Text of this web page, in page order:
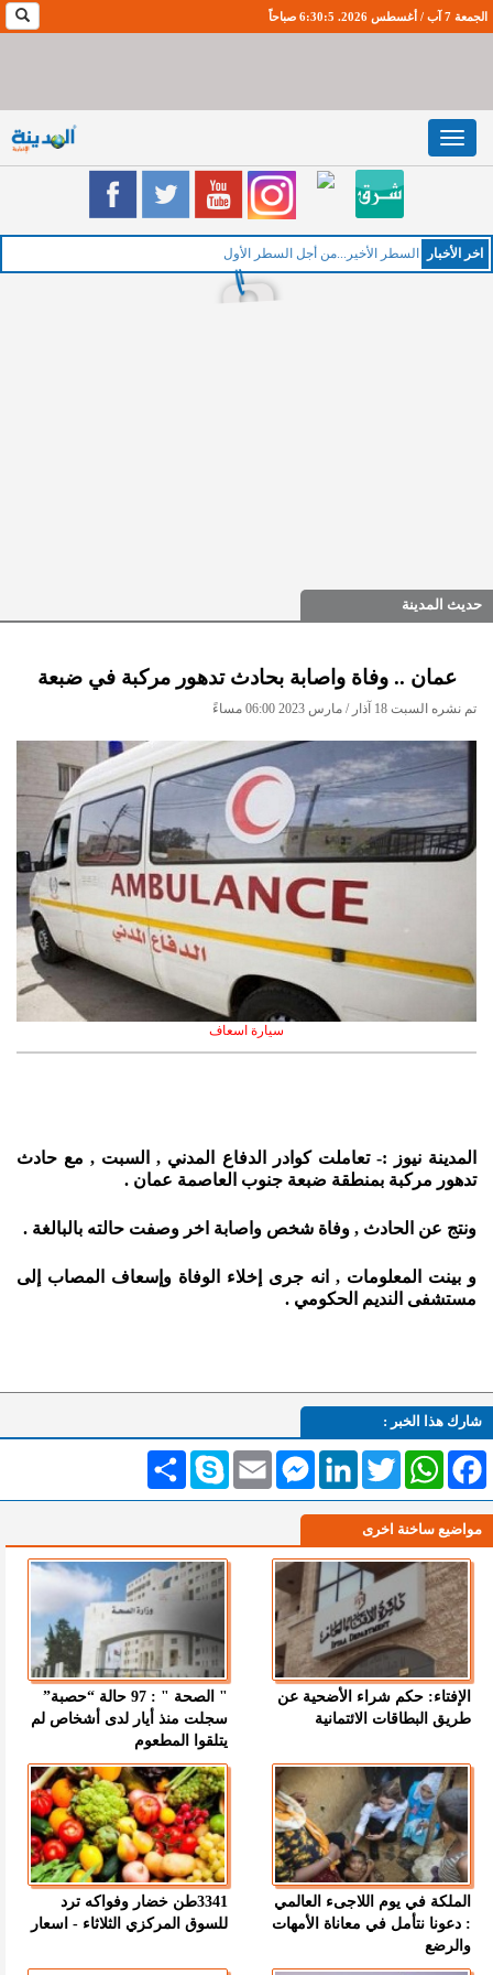
الجمعة 7 آب / أغسطس 2026. 6:30:5 صباحاً
Toggle
navigation
اخر اﻷخبار الخمي
حديث المدينة
عمان .. وفاة واصابة بحادث تدهور مركبة في ضبعة
تم نشره السبت 18 آذار / مارس 2023 06:00 مساءً
سيارة اسعاف
المدينة نيوز :- تعاملت كوادر الدفاع المدني , السبت , مع حادث
تدهور مركبة بمنطقة ضبعة جنوب العاصمة عمان .
ونتج عن الحادث , وفاة شخص واصابة اخر وصفت حالته بالبالغة .
و بينت المعلومات , انه جرى إخلاء الوفاة وإسعاف المصاب إلى
مستشفى النديم الحكومي .
شارك هذا الخبر :
انشر Skype Email
MessengerLinkedInTwitterWhatsAppFacebook
مواضيع ساخنة اخرى
الإفتاء: حكم شراء الأضحية عن
طريق البطاقات الائتمانية
" الصحة " : 97 حالة “حصبة”
سجلت منذ أيار لدى أشخاص لم
يتلقوا المطعوم
الملكة في يوم اللاجىء العالمي
: دعونا نتأمل في معاناة الأمهات
والرضع
3341طن خضار وفواكه ترد
للسوق المركزي الثلاثاء - اسعار